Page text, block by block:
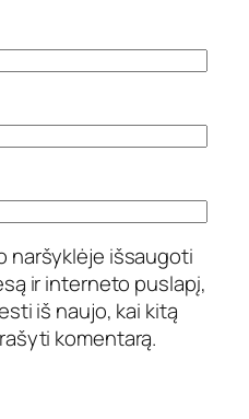
naršyklėje išsaugoti
ir interneto puslapį,
iš naujo, kai kitą
komentarą.